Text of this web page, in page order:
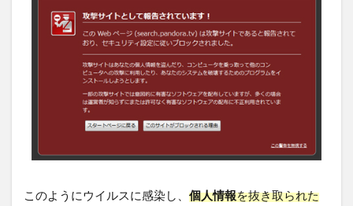
このようにウイルスに感染し、 個人情報を抜き取られた